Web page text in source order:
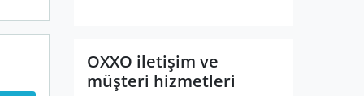
OXXO iletişim ve
müşteri hizmetleri